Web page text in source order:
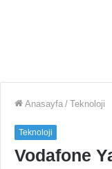
Anasayfa / Teknoloji
Teknoloji
Vodafone